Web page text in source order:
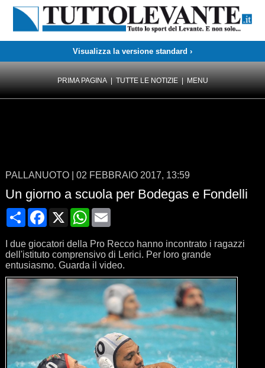
Visualizza la versione standard ›
PRIMA PAGINA| TUTTE LE NOTIZIE| MENU
PALLANUOTO| 02 FEBBRAIO 2017, 13:59
Un giorno a scuola per Bodegas e Fondelli
CondividiFacebook
X WhatsApp
Email
I due giocatori della Pro Recco hanno incontrato i ragazzi
dell'istituto comprensivo di Lerici. Per loro grande
entusiasmo. Guarda il video.